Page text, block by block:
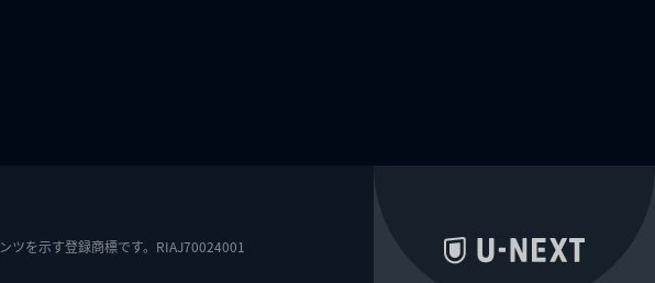
ツを示す登録商標です。RIAJ70024001